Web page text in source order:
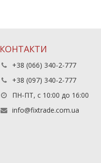
КОНТАКТИ
+38 (066) 340-2-777
+38 (097) 340-2-777
ПН-ПТ, с 10:00 до 16:00
info@fixtrade.com.ua